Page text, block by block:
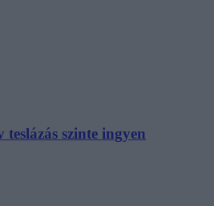
szinte ingyen